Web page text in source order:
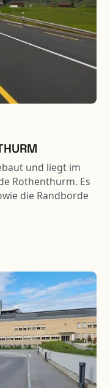
und liegt im
Rothenthurm. Es
die Randborde
Sanierung der
auf einer